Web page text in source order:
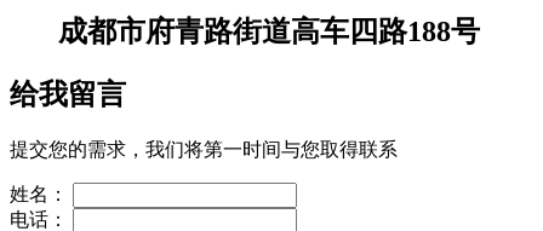
成都市府青路街道高车四路188号
给我留言
提交您的需求，我们将第一时间与您取得联系
姓名：
电话：